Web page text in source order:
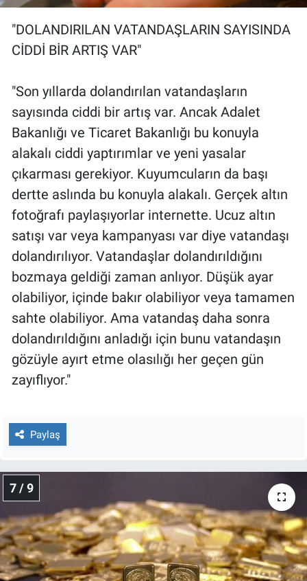
"DOLANDIRILAN VATANDAŞLARIN SAYISINDA
CİDDİ BİR ARTIŞ VAR"
"Son yıllarda dolandırılan vatandaşların
sayısında ciddi bir artış var. Ancak Adalet
Bakanlığı ve Ticaret Bakanlığı bu konuyla
alakalı ciddi yaptırımlar ve yeni yasalar
çıkarması gerekiyor. Kuyumcuların da başı
dertte aslında bu konuyla alakalı. Gerçek altın
fotoğrafı paylaşıyorlar internette. Ucuz altın
satışı var veya kampanyası var diye vatandaşı
dolandırılıyor. Vatandaşlar dolandırıldığını
bozmaya geldiği zaman anlıyor. Düşük ayar
olabiliyor, içinde bakır olabiliyor veya tamamen
sahte olabiliyor. Ama vatandaş daha sonra
dolandırıldığını anladığı için bunu vatandaşın
gözüyle ayırt etme olasılığı her geçen gün
zayıflıyor."
Paylaş
7 / 9